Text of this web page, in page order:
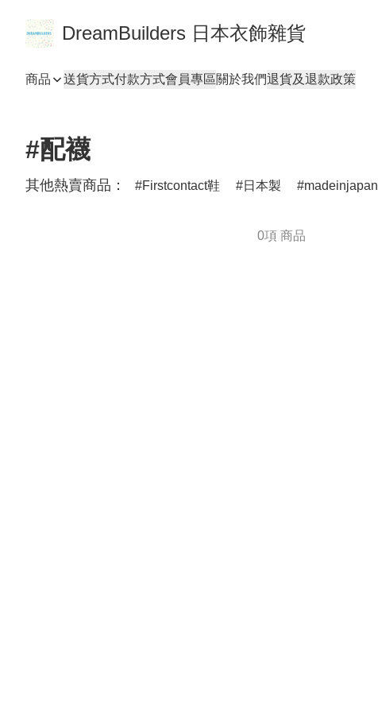
DreamBuilders 日本衣飾雜貨
商品 送貨方式付款方式會員專區關於我們退貨及退款政策
#配襪
其他熱賣商品： Firstcontact鞋 日本製 madeinjapan
0項 商品